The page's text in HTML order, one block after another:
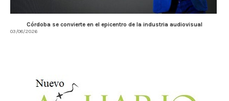
Córdoba se convierte en el epicentro de la industria audiovisual
03/08/2026